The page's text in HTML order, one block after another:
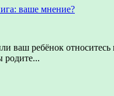
ваше мнение?
ваш ребёнок
родите...